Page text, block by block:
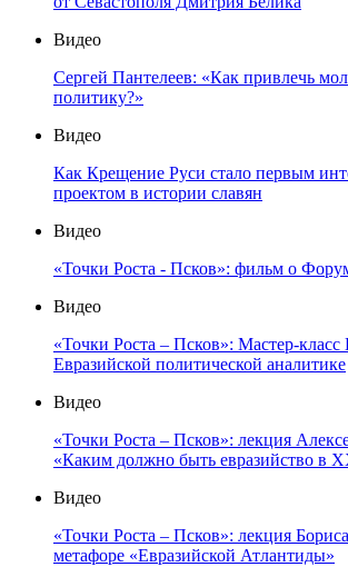
Видео
Сергей Пантелеев: «Как привлечь
политику?»
Видео
Как Крещение Руси стало первым
проектом в истории славян
Видео
«Точки Роста - Псков»: фильм о
Видео
«Точки Роста – Псков»: Мастер-
Евразийской политической аналитике
Видео
«Точки Роста – Псков»: лекция
«Каким должно быть евразийство в
Видео
«Точки Роста – Псков»: лекция
метафоре «Евразийской Атлантиды»